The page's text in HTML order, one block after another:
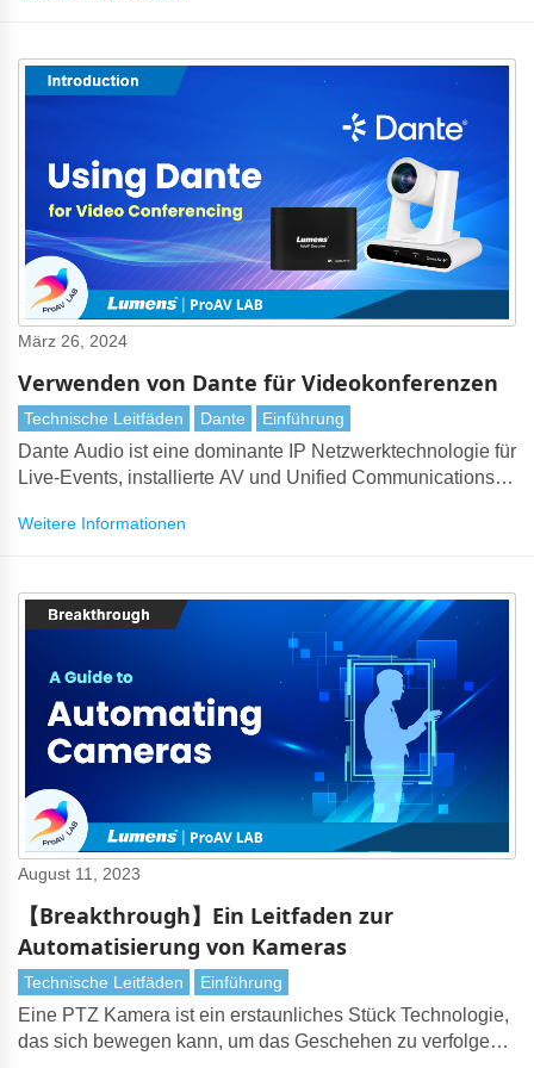
März 26, 2024
Verwenden von Dante für Videokonferenzen
Technische Leitfäden Dante Einführung
Dante Audio ist eine dominante IP Netzwerktechnologie für
Live-Events, installierte AV und Unified Communications-
der Dante Domain Manager ermöglichen es Kunden,
Weitere Informationen
August 11, 2023
【Breakthrough】Ein Leitfaden zur
Automatisierung von Kameras
Technische Leitfäden Einführung
Eine PTZ Kamera ist ein erstaunliches Stück Technologie,
das sich bewegen kann, um das Geschehen zu verfolgen,